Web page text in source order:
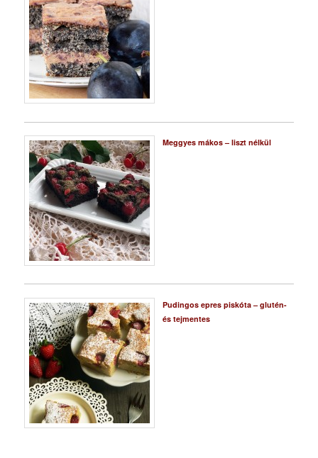
Meggyes mákos – liszt nélkül
Pudingos epres piskóta – glutén-
és tejmentes